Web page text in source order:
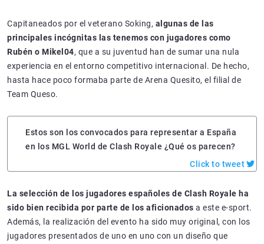
Capitaneados por el veterano Soking, algunas de las
principales incógnitas las tenemos con jugadores como
Rubén o Mikel04, que a su juventud han de sumar una nula
experiencia en el entorno competitivo internacional. De hecho,
hasta hace poco formaba parte de Arena Quesito, el filial de
Team Queso.
Estos son los convocados para representar a España
en los MGL World de Clash Royale ¿Qué os parecen?
La selección de los jugadores españoles de Clash Royale ha
sido bien recibida por parte de los aficionados a este e-sport.
Además, la realización del evento ha sido muy original, con los
jugadores presentados de uno en uno con un diseño que